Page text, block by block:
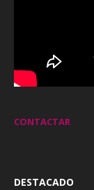
CONTACTAR
DESTACADO